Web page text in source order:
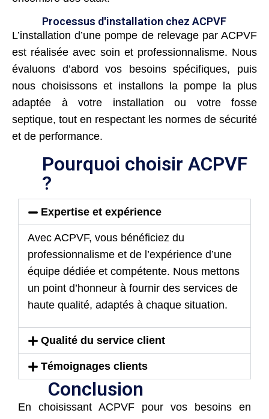
Processus d'installation chez ACPVF
L’installation d’une pompe de relevage par ACPVF
est réalisée avec soin et professionnalisme. Nous
évaluons d’abord vos besoins spécifiques, puis
nous choisissons et installons la pompe la plus
adaptée à votre installation ou votre fosse
septique, tout en respectant les normes de sécurité
et de performance.
Pourquoi choisir ACPVF
?
Expertise et expérience
Avec ACPVF, vous bénéficiez du
professionnalisme et de l’expérience d’une
équipe dédiée et compétente. Nous mettons
un point d’honneur à fournir des services de
haute qualité, adaptés à chaque situation.
Qualité du service client
Témoignages clients
Conclusion
En choisissant ACPVF pour vos besoins en